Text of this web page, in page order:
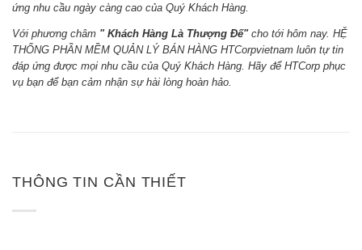
ứng nhu cầu ngày càng cao của Quý Khách Hàng.
Với phương châm " Khách Hàng Là Thượng Đế"cho tới hôm nay. HỆ
THỐNG PHẦN MỀM QUẢN LÝ BÁN HÀNG HTCorpvietnam luôn tự tin
đáp ứng được mọi nhu cầu của Quý Khách Hàng. Hãy để HTCorp phục
vụ bạn để bạn cảm nhận sự hài lòng hoàn hảo.
THÔNG TIN CẦN THIẾT